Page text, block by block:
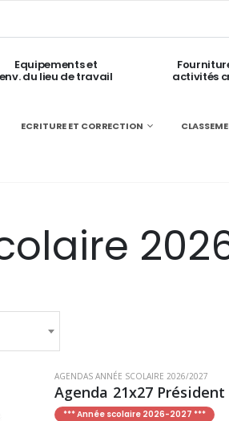
Equipements et
env. du lieu de travail activités
ECRITURE ET CORRECTION
AGENDAS ANNÉE SCOLAIRE 2026/2027
Agenda 21x27
*** Année scolaire 2026-2027 ***